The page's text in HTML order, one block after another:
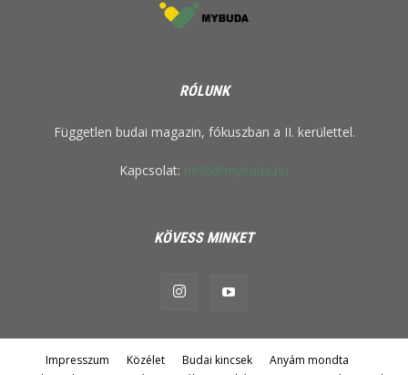
RÓLUNK
Független budai magazin, fókuszban a II. kerülettel.
Kapcsolat: hello@mybuda.hu
KÖVESS MINKET
Impresszum Közélet Budai kincsek
Anyám mondta